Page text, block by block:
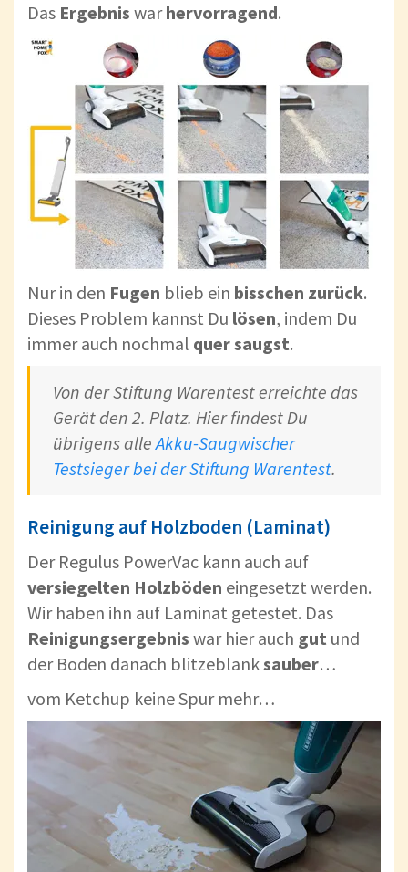
Das Ergebnis warhervorragend.
Nur in den Fugen blieb ein bisschen zurück.
Dieses Problem kannst Du lösen, indem Du
immer auch nochmal quersaugst.
Von der Stiftung Warentest erreichte das
Gerät den 2. Platz. Hier findest Du
übrigens alleAkku-Saugwischer
Testsieger bei der Stiftung Warentest.
Reinigung auf Holzboden (Laminat)
Der Regulus PowerVac kann auch auf
versiegelten Holzböden eingesetzt werden.
Wir haben ihn auf Laminat getestet. Das
Reinigungsergebnis war hier auch gut und
der Boden danach blitzeblanksauber…
vom Ketchup keine Spur mehr…